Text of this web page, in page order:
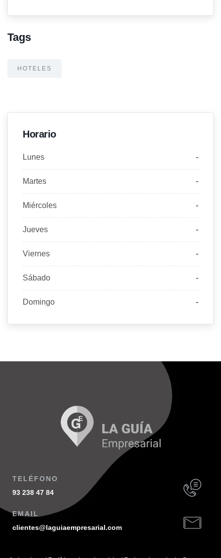
Tags
HOTELES
Horario
Lunes -
Martes -
Miércoles -
Jueves -
Viernes -
Sábado -
Domingo -
TELÉFONO
93 238 47 84
EMAIL
clientes@laguiaempresarial.com